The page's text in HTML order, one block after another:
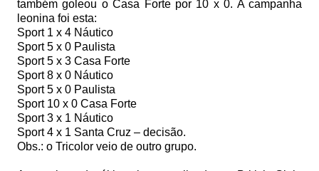
também goleou o Casa Forte por 10 x0. Acampanha
leonina foi esta:
Sport 1 x 4 Náutico
Sport 5 x 0 Paulista
Sport 5 x 3 Casa Forte
Sport 8 x 0 Náutico
Sport 5 x 0 Paulista
Sport 10 x 0 Casa Forte
Sport 3 x 1 Náutico
Sport 4 x 1 Santa Cruz – decisão.
Obs.: o Tricolor veio de outro grupo.